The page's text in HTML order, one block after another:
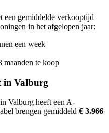
een gemiddelde verkooptijd
in het afgelopen jaar:
een week
maanden te koop
in Valburg
in Valburg heeft een A-
brengen gemiddeld € 3.966